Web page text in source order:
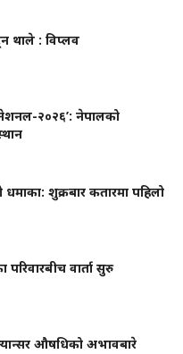
थाले : विप्लव
२०२६’: नेपालको
धमाका: शुक्रबार कतारमा पहिलो
वार्ता सुरु
औषधिको अभावबारे